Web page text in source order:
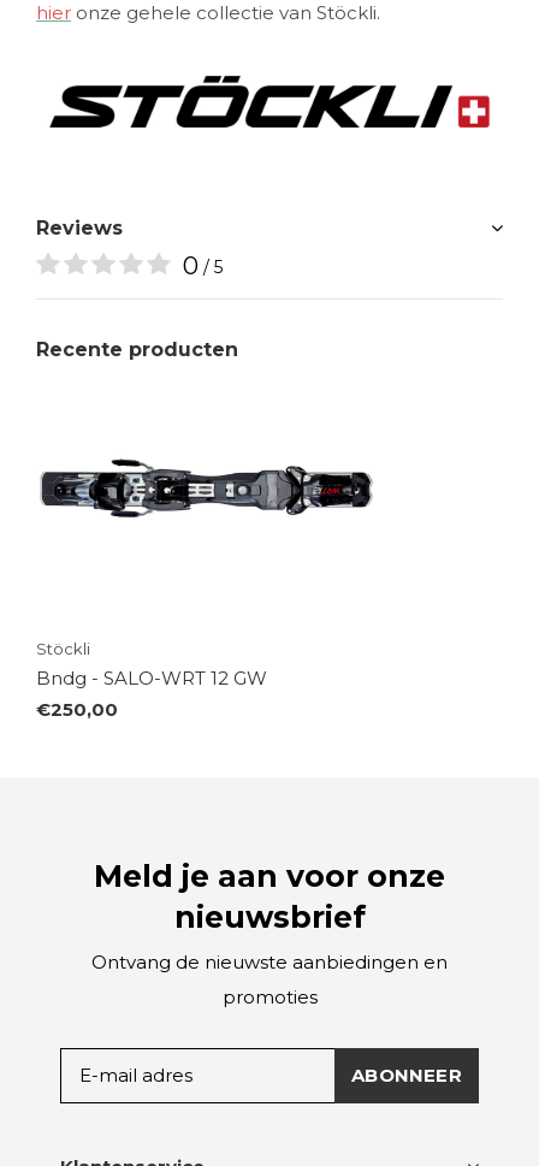
hier onze gehele collectie van Stöckli.
Reviews
0 / 5
Recente producten
Stöckli
Bndg - SALO-WRT 12 GW
€250,00
Meld je aan voor onze
nieuwsbrief
Ontvang de nieuwste aanbiedingen en
promoties
ABONNEER